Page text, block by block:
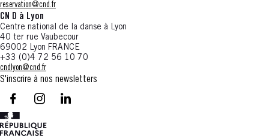
reservation@cnd.fr
CN D à Lyon
Centre national de la danse à Lyon
40 ter rue Vaubecour
69002 Lyon FRANCE
+33 (0)4 72 56 10 70
cndlyon@cnd.fr
S'inscrire à nos newsletters
facebook - CN D - Nouvelle fenêtre
instagram - CN D - Nouvelle fenêtre
LinkedIn - CN D - Nouvelle fenêtre